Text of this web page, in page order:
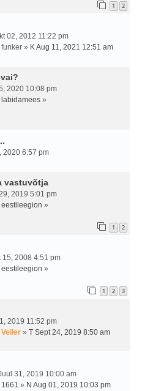
1 2
02, 2012 11:22 pm
funker » K Aug 11, 2021 12:51 am
2020 10:08 pm
labidamees »
2020 6:57 pm
vastuvõtja
2019 5:01 pm
eestileegion »
1 2
15, 2008 4:51 pm
eestileegion »
1 2 3
2019 11:52 pm
Veiler » T Sept 24, 2019 8:50 am
31, 2019 10:00 am
1661 » N Aug 01, 2019 10:03 pm